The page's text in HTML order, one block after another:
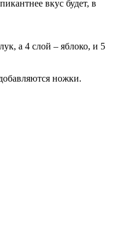
вкус будет, в
а 4 слой – яблоко, и 5
ножки.